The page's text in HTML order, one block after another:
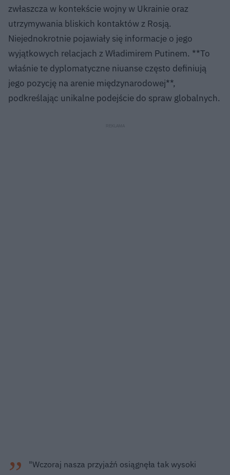
zwłaszcza w kontekście wojny w Ukrainie oraz
utrzymywania bliskich kontaktów z Rosją.
Niejednokrotnie pojawiały się informacje o jego
wyjątkowych relacjach z Władimirem Putinem. **To
właśnie te dyplomatyczne niuanse często definiują
jego pozycję na arenie międzynarodowej**,
podkreślając unikalne podejście do spraw globalnych.
"Wczoraj nasza przyjaźń osiągnęła tak wysoki